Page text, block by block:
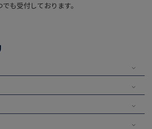
も受付しております。